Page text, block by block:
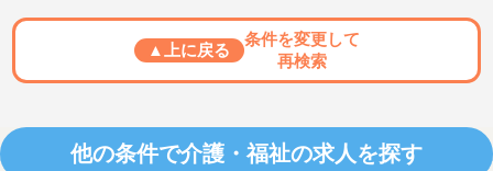
▲上に戻る
条件を変更して
再検索
他の条件で介護・福祉の求人を探す